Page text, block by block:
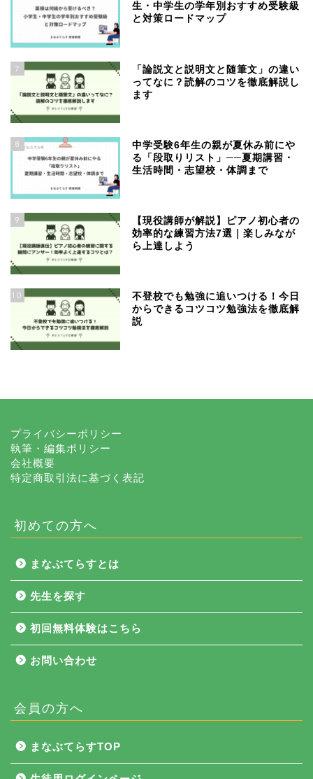
生・中学生の学年別おすすめ受験級
と対策ロードマップ
7
「論説文と説明文と随筆文」の違い
ってなに？読解のコツを徹底解説し
ます
8
中学受験6年生の親が夏休み前にや
る「段取りリスト」──夏期講習・
生活時間・志望校・体調まで
9
【現役講師が解説】ピアノ初心者の
効率的な練習方法7選｜楽しみなが
ら上達しよう
10
不登校でも勉強に追いつける！今日
からできるコツコツ勉強法を徹底解
説
プライバシーポリシー
執筆・編集ポリシー
会社概要
特定商取引法に基づく表記
初めての方へ
まなぶてらすとは
先生を探す
初回無料体験はこちら
お問い合わせ
会員の方へ
まなぶてらすTOP
NEWS
まなぶてらす活用法